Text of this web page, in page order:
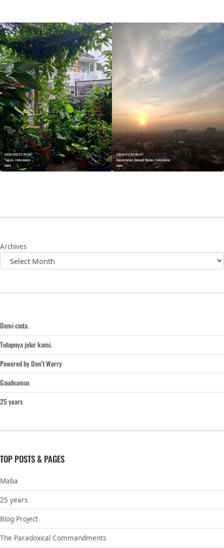
Archives
Demi cinta.
Tutupnya jalur kami.
Powered by Don’t Worry
Gaudeamus
25 years
TOP POSTS & PAGES
Maba
25 years
Blog Project
The Paradoxical Commandments